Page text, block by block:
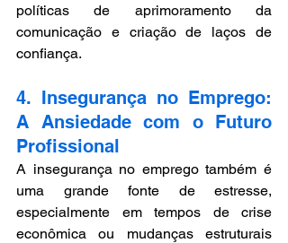
políticas de aprimoramento da
comunicação e criação de laços de
confiança.
4. Insegurança no Emprego:
A Ansiedade com o Futuro
Profissional
A insegurança no emprego também é
uma grande fonte de estresse,
especialmente em tempos de crise
econômica ou mudanças estruturais